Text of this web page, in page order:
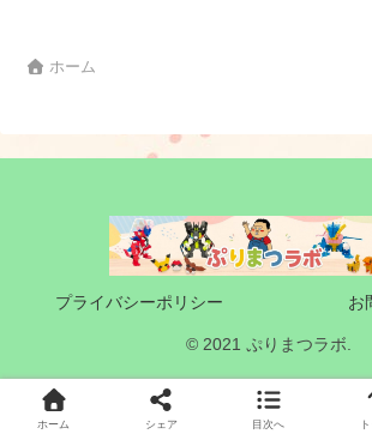
ホーム
プライバシーポリシー お
© 2021 ぷりまつラボ.
ホーム シェア 目次へ